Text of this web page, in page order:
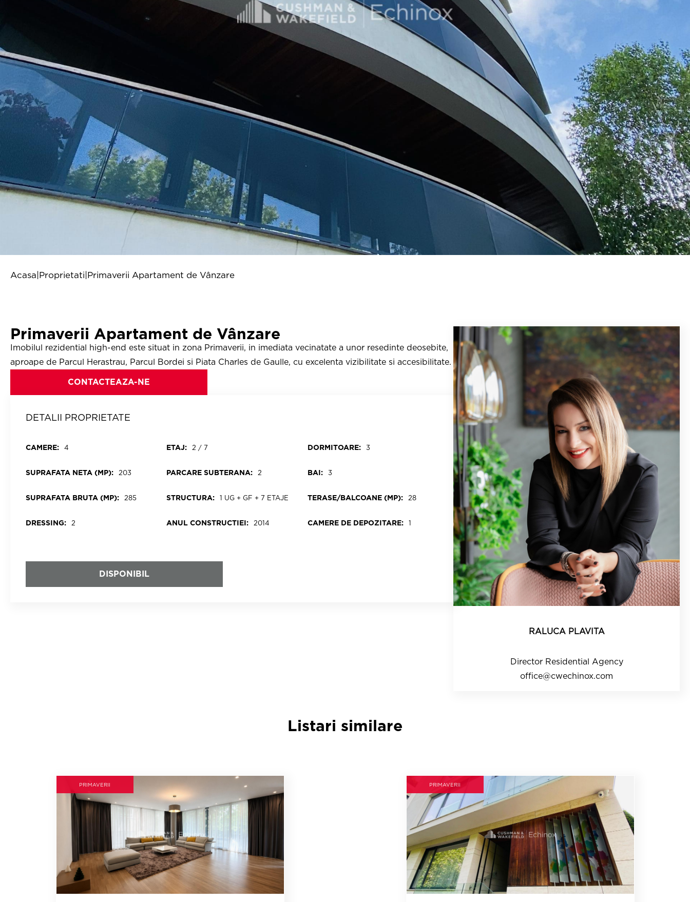
Acasa Proprietati Primaverii Apartament de Vânzare
Primaverii Apartament de Vânzare
Imobilul rezidential high-end este situat in zona Primaverii, in imediata vecinatate a unor resedinte deosebite,
aproape de Parcul Herastrau, Parcul Bordei si Piata Charles de Gaulle, cu excelenta vizibilitate si accesibilitate.
CONTACTEAZA-NE
DETALII PROPRIETATE
CAMERE: 4 ETAJ: 2 / 7 DORMITOARE: 3
SUPRAFATA NETA (MP): 203 PARCARE SUBTERANA: 2 BAI: 3
SUPRAFATA BRUTA (MP): 285 STRUCTURA: 1 UG + GF + 7 ETAJE TERASE/BALCOANE (MP): 28
DRESSING: 2 ANUL CONSTRUCTIEI: 2014 CAMERE DE DEPOZITARE: 1
DISPONIBIL
RALUCA PLAVITA
Director Residential Agency
office@cwechinox.com
Listari similare
PRIMAVERII PRIMAVERII